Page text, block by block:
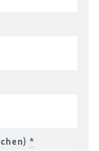
*